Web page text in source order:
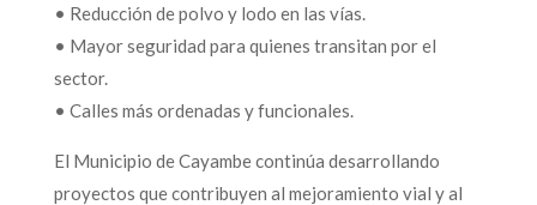
• Reducción de polvo y lodo en las vías.
• Mayor seguridad para quienes transitan por el
sector.
• Calles más ordenadas y funcionales.
El Municipio de Cayambe continúa desarrollando
proyectos que contribuyen al mejoramiento vial y al